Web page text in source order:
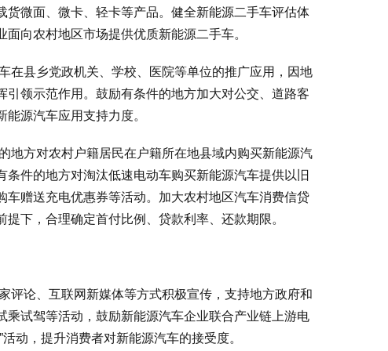
微面、微卡、轻卡等产品。健全新能源二手车评估体
向农村地区市场提供优质新能源二手车。
在县乡党政机关、学校、医院等单位的推广应用，因地
领示范作用。鼓励有条件的地方加大对公交、道路客
源汽车应用支持力度。
地方对农村户籍居民在户籍所在地县域内购买新能源汽
件的地方对淘汰低速电动车购买新能源汽车提供以旧
赠送充电优惠券等活动。加大农村地区汽车消费信贷
下，合理确定首付比例、贷款利率、还款期限。
评论、互联网新媒体等方式积极宣传，支持地方政府和
试驾等活动，鼓励新能源汽车企业联合产业链上游电
动，提升消费者对新能源汽车的接受度。